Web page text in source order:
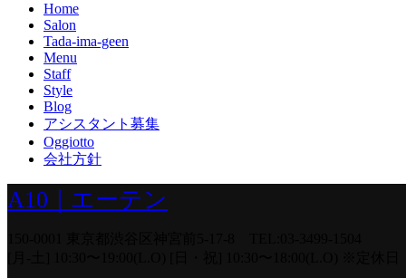
Home
Salon
Tada-ima-geen
Menu
Staff
Style
Blog
アシスタント募集
Oggiotto
会社方針
A10｜エーテン